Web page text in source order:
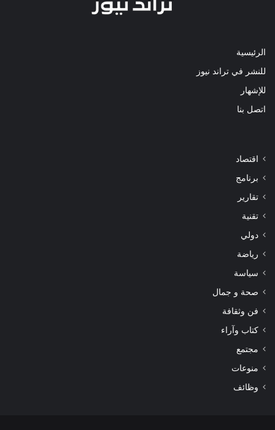
الرئيسية
للنشر في تراند نيوز
للإشهار
اتصل بنا
اقتصاد
برنامج
تقارير
تقنية
دولي
رياضة
سياسة
صحة و جمال
فن وثقافة
كتاب وآراء
مجتمع
منوعات
وظائف